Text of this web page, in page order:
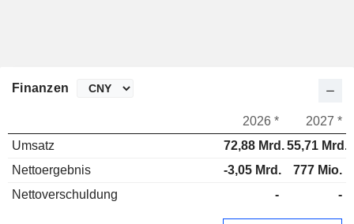
Finanzen
2026 *
2027 *
Umsatz
72,88 Mrd.55,71 Mrd.
Nettoergebnis
-3,05 Mrd.
777 Mio.
Nettoverschuldung
- -